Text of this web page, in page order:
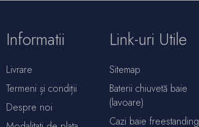
Link-uri Utile
Sitemap
Baterii chiuvetă baie
(lavoare)
Cazi baie freestanding
Informatii
Livrare
Termeni și condiții
Despre noi